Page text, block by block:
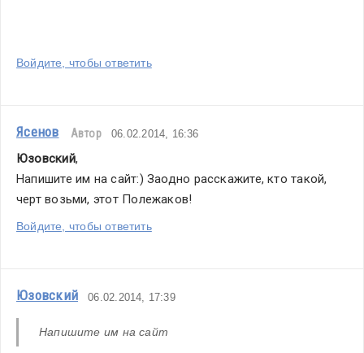
Войдите, чтобы ответить
Ясенов Автор 06.02.2014, 16:36
Юзовский,
Напишите им на сайт:) Заодно расскажите, кто такой,
черт возьми, этот Полежаков!
Войдите, чтобы ответить
Юзовский 06.02.2014, 17:39
Напишите им на сайт